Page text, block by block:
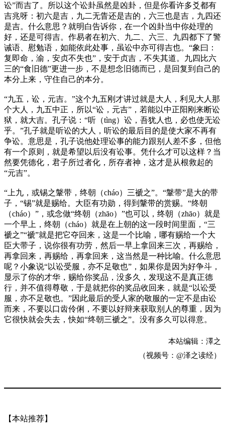
讼”而吉了。所以这个讼卦虽然是凶卦，但是你看许多爻都有
吉兆呀：初六是吉，九二无眚还是吉的，六三也是吉，九四还
是吉。什么意思？就明白告诉你，在一个凶卦当中你处理的
好，还是可得吉。作易者在初六、九二、六三、九四都下了警
诫语、慰勉语，如能依此处事，虽讼中亦可得吉也。“象曰：
复即命，渝，安贞不失也”，安于贞吉，不失其道。九四比六
三的“食旧德”更进一步，不是想念旧德而已，是回复到自己的
本分上来，守住自己的本分。
“九五，讼，元吉。”这个九五刚才讲过就是大人，利见大人那
个大人，九五中正，所以“讼，元吉”，若能以中正阳刚来断讼
狱，就大吉。孔子说：“听（tìng）讼，吾犹人也，必也使无讼
乎。”孔子就是听讼的大人，听讼的最后目的是使大家不再有
争讼。意思是，孔子说他处理讼事的能力跟别人差不多，但他
有一个原则，就是希望以后没有讼事。凭什么才可以这样？当
然要凭德化，君子所过者化，所存者神，这才是从根救起的
“元吉”。
“上九，或锡之鞶带，终朝（cháo）三褫之”。“鞶带”是大的带
子，“锡”就是赐给。大臣有功勋，得到鞶带的赏赐。“终朝
（cháo）”，或念做“终朝（zhāo）”也可以，终朝（zhāo）就是
一个早上，终朝（cháo）就是在上朝的这一段时间里面，“三
褫之”“褫”就是把它夺回来，这是一个比喻，哪有赐给一个大
臣大带子，说你很有功劳，然后一早上拿回来三次，再赐给，
再拿回来，再赐给，再拿回来，这当然是一种比喻。什么意思
呢？小象说“以讼受服，亦不足敬也”，如果你是因为好争斗，
显示了你的才华，赐给你奖品，没多久，发现这不是真正德
行，并不值得尊敬，于是就把你的奖品收回来，就是“以讼受
服，亦不足敬也。”因此最后的受人家的敬服的一定不是由讼
而来，不要以口齿伶俐，不要以好辩来获取别人的尊重，因为
它很快就会失去，快如“终朝三褫之”。没有多久可以得意。
本站编辑：澤之
（视频号：@泽之读经）
【本站推荐】